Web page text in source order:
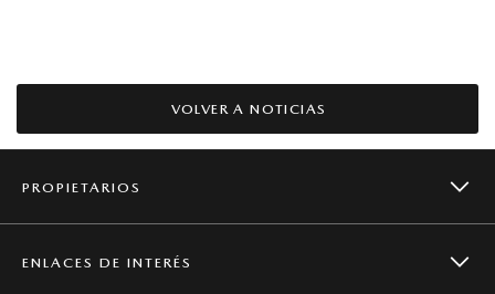
VOLVER A NOTICIAS
PROPIETARIOS
CAMPAÑAS DE SEGURIDAD
ENLACES DE INTERÉS